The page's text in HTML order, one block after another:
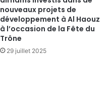
nouveaux projets de
développement à Al Haouz
à l’occasion de la Fête du
Trône
29 juillet 2025